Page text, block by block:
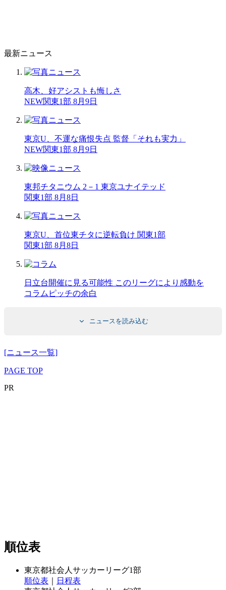
最新ニュース
高木、好アシストも悔しさ
NEW関東1部 8月9日
東京U、不運な痛恨失点 監督「それも実力」
NEW関東1部 8月9日
東邦チタニウム 2－1 東京ユナイテッド
関東1部 8月8日
東京U、首位東チタに逆転負け 関東1部
関東1部 8月8日
日立台開催に見る可能性 このリーグにより感動を
コラム ピッチの余白
ニュースを読み込む
[ニュース一覧]
PAGE TOP
PR
順位表
東京都社会人サッカーリーグ1部
順位表
日程表